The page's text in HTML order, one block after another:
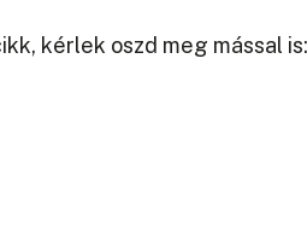
kérlek oszd meg mással is: